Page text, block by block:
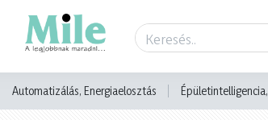
Automatizálás, Energiaelosztás
Termék adatlap